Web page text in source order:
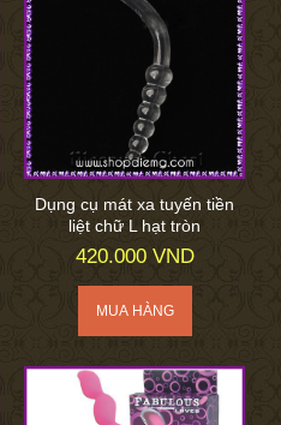
Dụng cụ mát xa tuyến tiền
liệt chữ L hạt tròn
420.000 VND